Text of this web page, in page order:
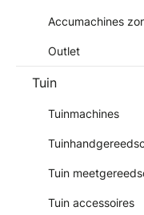
Accumachines
Outlet
Tuin
Tuinmachines
Tuin
Tuin accessoires